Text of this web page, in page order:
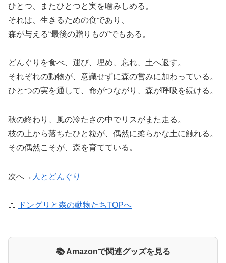
ひとつ、またひとつと実を噛みしめる。
それは、生きるための食であり、
森が与える“最後の贈りもの”でもある。
どんぐりを食べ、運び、埋め、忘れ、土へ返す。
それぞれの動物が、意識せずに森の営みに加わっている。
ひとつの実を通して、命がつながり、森が呼吸を続ける。
秋の終わり、風の冷たさの中でリスがまた走る。
枝の上から落ちたひと粒が、偶然に柔らかな土に触れる。
その偶然こそが、森を育てている。
次へ→ 人とどんぐり
📖 ドングリと森の動物たちTOPへ
📚 Amazonで関連グッズを見る